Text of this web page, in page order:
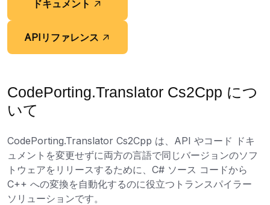
ドキュメント
APIリファレンス
CodePorting.Translator Cs2Cpp につ
いて
CodePorting.Translator Cs2Cpp は、API やコード ドキ
ュメントを変更せずに両方の言語で同じバージョンのソフ
トウェアをリリースするために、C# ソース コードから
C++ への変換を自動化するのに役立つトランスパイラー
ソリューションです。